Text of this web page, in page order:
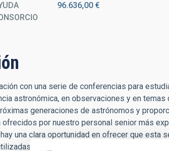
96.636,00 €
con una serie de conferencias para
astronómica, en observaciones y en
generaciones de astrónomos y
por nuestro personal senior más
una clara oportunidad en ofrecer que
para tener un alcance mucho más